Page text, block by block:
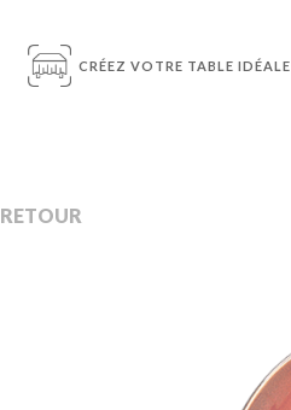
CRÉEZ VOTRE TABLE IDÉALE
RETOUR